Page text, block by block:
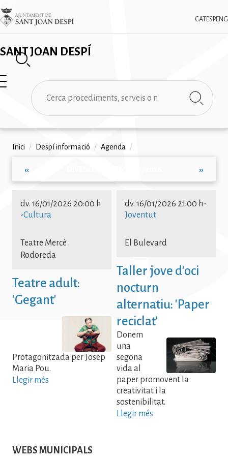
Vés
al
contingut
SANT JOAN DESPÍ
CAT ESPENG
Imatge
✕
Cerca
WEBS MUNICIPALS
Fil
d'ariadna
Inici / Despí informació / Agenda /
Paginació
‹‹ ››
dv. 16/01/2026 20:00 h
-Cultura
Teatre Mercè
Rodoreda
Teatre adult:
'Gegant'
Protagonitzada per Josep
Maria Pou.
Llegir més
dv. 16/01/2026 21:00 h-
Joventut
El Bulevard
Taller jove d'oci
nocturn
alternatiu: 'Paper
reciclat'
Donem
una
segona
vida al
paper promovent la
creativitat i la
sostenibilitat.
Llegir més